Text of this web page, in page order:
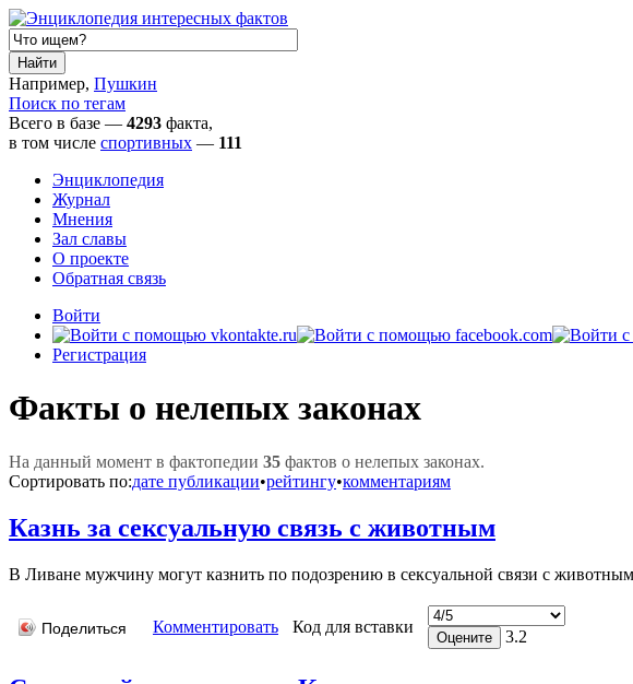
Например, Пушкин
Поиск по тегам
Всего в базе — 4293 факта,
в том числе спортивных — 111
Энциклопедия
Журнал
Мнения
Зал славы
О проекте
Обратная связь
Войти
Регистрация
Факты о нелепых законах
На данный момент в фактопедии 35 фактов о нелепых законах.
Сортировать по:дате публикации•рейтингу•комментариям
Казнь за сексуальную связь с животным
В Ливане мужчину могут казнить по подозрению в сексуальной связи с
Поделиться Комментировать Код для вставки
3.2